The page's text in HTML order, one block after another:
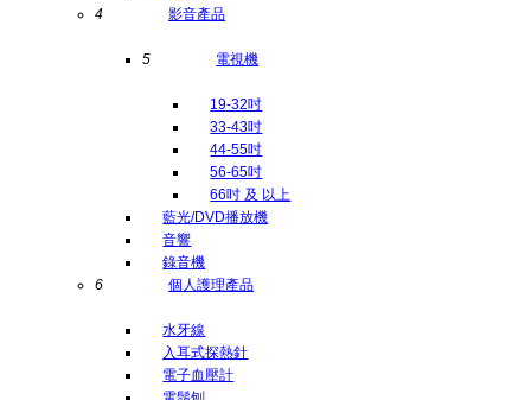
4
影音產品
5 電視機
19-32吋
33-43吋
44-55吋
56-65吋
66吋 及 以上
藍光/DVD播放機
音響
錄音機
6
個人護理產品
水牙線
入耳式探熱針
電子血壓計
電鬚刨